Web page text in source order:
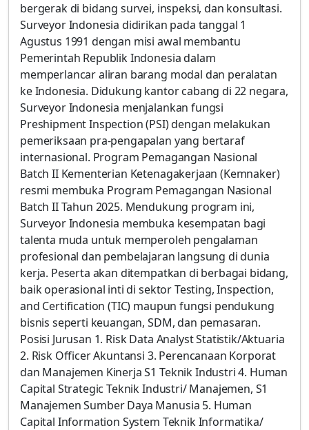
bergerak di bidang survei, inspeksi, dan konsultasi.
Surveyor Indonesia didirikan pada tanggal 1
Agustus 1991 dengan misi awal membantu
Pemerintah Republik Indonesia dalam
memperlancar aliran barang modal dan peralatan
ke Indonesia. Didukung kantor cabang di 22 negara,
Surveyor Indonesia menjalankan fungsi
Preshipment Inspection (PSI) dengan melakukan
pemeriksaan pra-pengapalan yang bertaraf
internasional. Program Pemagangan Nasional
Batch II Kementerian Ketenagakerjaan (Kemnaker)
resmi membuka Program Pemagangan Nasional
Batch II Tahun 2025. Mendukung program ini,
Surveyor Indonesia membuka kesempatan bagi
talenta muda untuk memperoleh pengalaman
profesional dan pembelajaran langsung di dunia
kerja. Peserta akan ditempatkan di berbagai bidang,
baik operasional inti di sektor Testing, Inspection,
and Certification (TIC) maupun fungsi pendukung
bisnis seperti keuangan, SDM, dan pemasaran.
Posisi Jurusan 1. Risk Data Analyst Statistik/Aktuaria
2. Risk Officer Akuntansi 3. Perencanaan Korporat
dan Manajemen Kinerja S1 Teknik Industri 4. Human
Capital Strategic Teknik Industri/ Manajemen, S1
Manajemen Sumber Daya Manusia 5. Human
Capital Information System Teknik Informatika/